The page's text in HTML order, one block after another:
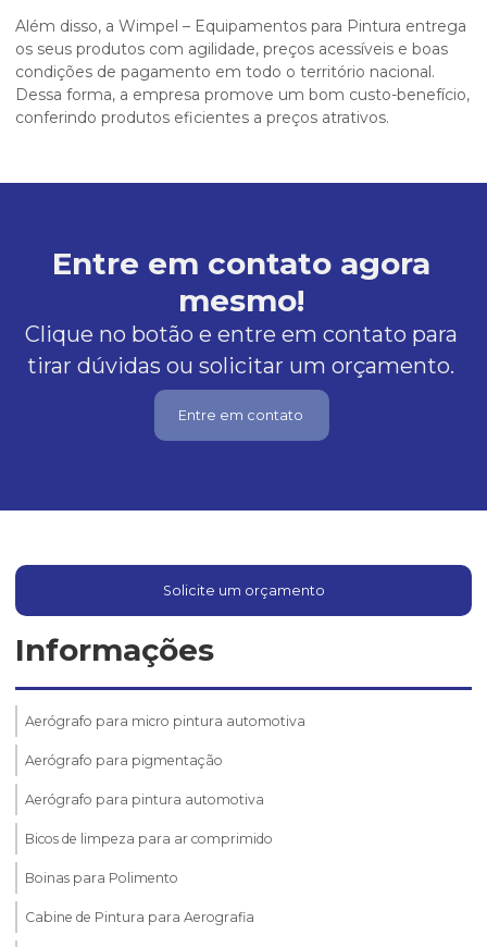
Além disso, a Wimpel – Equipamentos para Pintura entrega
os seus produtos com agilidade, preços acessíveis e boas
condições de pagamento em todo o território nacional.
Dessa forma, a empresa promove um bom custo-benefício,
conferindo produtos eficientes a preços atrativos.
Entre em contato agora
mesmo!
Clique no botão e entre em contato para
tirar dúvidas ou solicitar um orçamento.
Entre em contato
Solicite um orçamento
Informações
Aerógrafo para micro pintura automotiva
Aerógrafo para pigmentação
Aerógrafo para pintura automotiva
Bicos de limpeza para ar comprimido
Boinas para Polimento
Cabine de Pintura para Aerografia